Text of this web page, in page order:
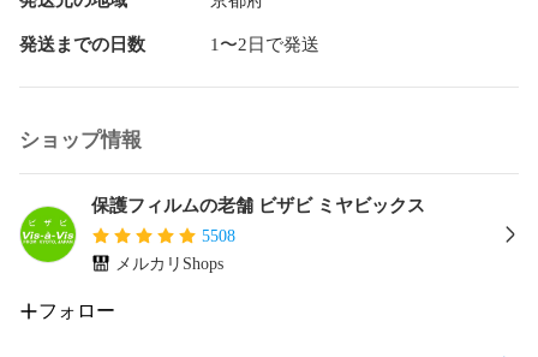
★透明感が美しい高光沢タイプ！
を与えます。光学製品にも使用できるほどの光線透過率90%
の性能を有します。
★自己吸着型保護シート！
自己吸着タイプなので貼り付けに両面テープや接着剤は必要
なく、簡単に貼り付けることができます。
リアカメラに合わせてジャストサイズにカットされた少し硬
めのシートなので、隅々までしっかりとキズや汚れから守っ
てくれます。
発送までの日数 1〜2日で発送
ショップ情報
保護フィルムの老舗 ビザビ ミヤビックス
5508
メルカリShops
フォロー